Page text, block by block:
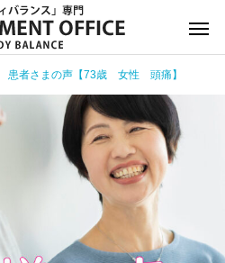
ル4
お知らせ
患者さまの声【73歳 女性 頭痛】